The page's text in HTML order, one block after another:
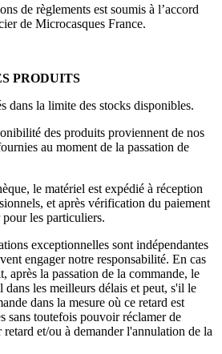
de règlements est soumis à l’accord
de Microcasques France.
PRODUITS
dans la limite des stocks disponibles.
des produits proviennent de nos
au moment de la passation de
le matériel est expédié à réception
et après vérification du paiement
les particuliers.
exceptionnelles sont indépendantes
engager notre responsabilité. En cas
après la passation de la commande, le
les meilleurs délais et peut, s'il le
dans la mesure où ce retard est
sans toutefois pouvoir réclamer de
et/ou à demander l'annulation de la